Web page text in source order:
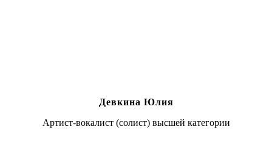
Девкина Юлия
Артист-вокалист (солист) высшей категории